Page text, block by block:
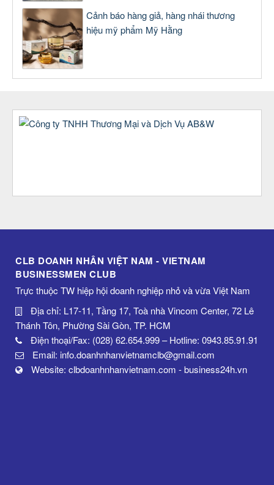
Cảnh báo hàng giả, hàng nhái thương
hiệu mỹ phẩm Mỹ Hằng
CLB DOANH NHÂN VIỆT NAM - VIETNAM
BUSINESSMEN CLUB
Trực thuộc TW hiệp hội doanh nghiệp nhỏ và vừa Việt Nam
Địa chỉ: L17-11, Tầng 17, Toà nhà Vincom Center, 72 Lê
Thánh Tôn, Phường Sài Gòn, TP. HCM
Điện thoại/Fax: (028) 62.654.999 – Hotline: 0943.85.91.91
Email: info.doanhnhanvietnamclb@gmail.com
Website: clbdoanhnhanvietnam.com - business24h.vn